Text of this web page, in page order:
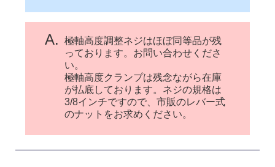
A.
極軸高度調整ネジはほぼ同等品が残
っております。お問い合わせくださ
い。
極軸高度クランプは残念ながら在庫
が払底しております。ネジの規格は
3/8インチですので、市販のレバー式
のナットをお求めください。